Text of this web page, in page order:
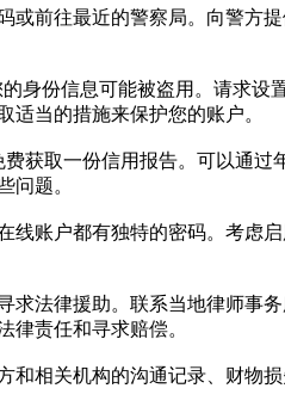
前往最近的警察局。向警方
身份信息可能被盗用。请求设
当的措施来保护您的账户。
取一份信用报告。可以通过
问题。
账户都有独特的密码。考虑
法律援助。联系当地律师事
责任和寻求赔偿。
相关机构的沟通记录、财物